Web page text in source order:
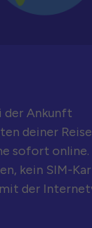
der Ankunft
deiner
sofort online.
kein SIM-
der